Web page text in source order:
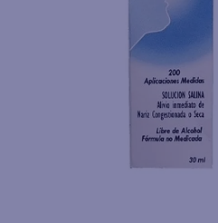
refrigerador
8
ventilador
pampers
10. tv